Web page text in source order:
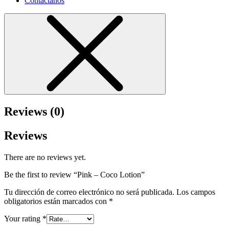
Reviews (0)
Reviews
There are no reviews yet.
Be the first to review “Pink – Coco Lotion”
Tu dirección de correo electrónico no será publicada. Los campos
obligatorios están marcados con *
Your rating *